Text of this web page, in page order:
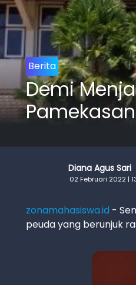
Berita
Demi
Diana Agus Sari
02 Februari 2022 |
zonamahasiswa.id -
peuda yang berunjuk